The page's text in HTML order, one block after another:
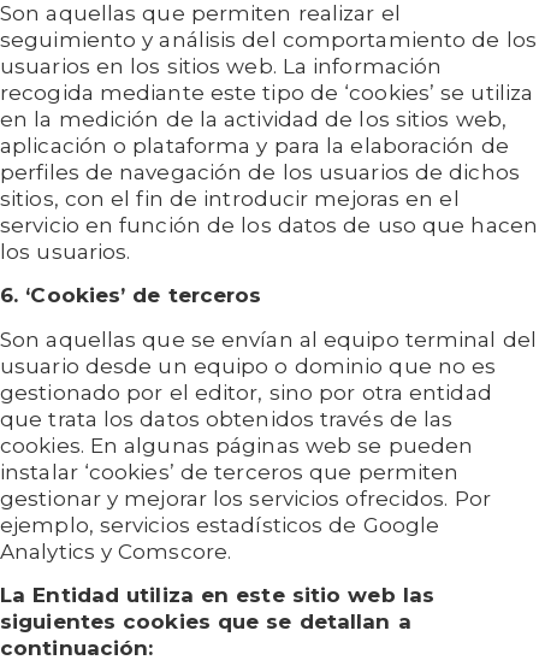
Son aquellas que permiten realizar el
seguimiento y análisis del comportamiento de los
usuarios en los sitios web. La información
recogida mediante este tipo de ‘cookies’ se utiliza
en la medición de la actividad de los sitios web,
aplicación o plataforma y para la elaboración de
perfiles de navegación de los usuarios de dichos
sitios, con el fin de introducir mejoras en el
servicio en función de los datos de uso que hacen
los usuarios.
6. ‘Cookies’ de terceros
Son aquellas que se envían al equipo terminal del
usuario desde un equipo o dominio que no es
gestionado por el editor, sino por otra entidad
que trata los datos obtenidos través de las
cookies. En algunas páginas web se pueden
instalar ‘cookies’ de terceros que permiten
gestionar y mejorar los servicios ofrecidos. Por
ejemplo, servicios estadísticos de Google
Analytics y Comscore.
La Entidad utiliza en este sitio web las
siguientes cookies que se detallan a
continuación: